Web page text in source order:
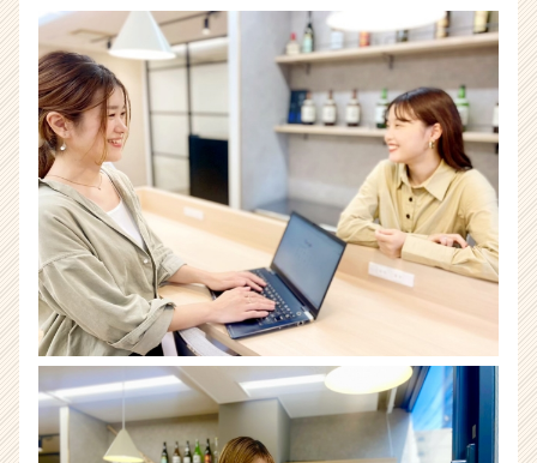
ン
チ
成
業
か
ス
カ
ウ
ト
が
届
く
就